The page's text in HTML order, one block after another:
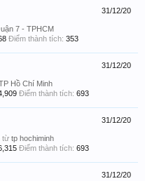
31/12/20
7 - TPHCM
Điểm thành tích: 353
31/12/20
Hồ Chí Minh
Điểm thành tích: 693
31/12/20
từ tp hochiminh
Điểm thành tích: 693
31/12/20